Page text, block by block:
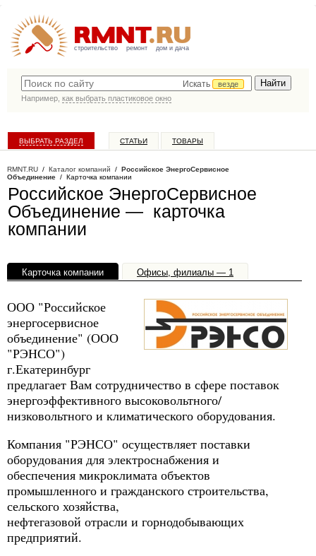
строительство ремонт дом и дача
Искать
везде
Например, как выбрать пластиковое окно
ВЫБРАТЬ РАЗДЕЛ СТАТЬИ ТОВАРЫ
RMNT.RU / Каталог компаний / Российское ЭнергоСервисное
Объединение / Карточка компании
Российское ЭнергоСервисное
Объединение — карточка
компании
Карточка компании Офисы, филиалы — 1
ООО "Российское
энергосервисное
объединение" (ООО
"РЭНСО")
г.Екатеринбург
предлагает Вам сотрудничество в сфере поставок
энергоэффективного высоковольтного/
низковольтного и климатического оборудования.
Компания "РЭНСО" осуществляет поставки
оборудования для электроснабжения и
обеспечения микроклимата объектов
промышленного и гражданского строительства,
сельского хозяйства,
нефтегазовой отрасли и горнодобывающих
предприятий.